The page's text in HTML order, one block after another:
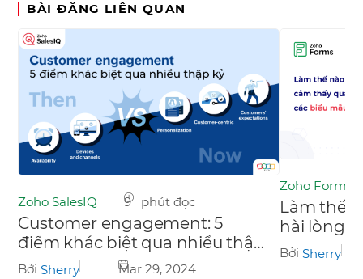
BÀI ĐĂNG LIÊN QUAN
Zoho SalesIQ 9 phút đọc
Customer engagement: 5
điểm khác biệt qua nhiều thập
kỷ
BởiSherry Mar 29, 2024
Zoho Forms
Làm thế
hài lòng
tuyến?
Bởi Sherry